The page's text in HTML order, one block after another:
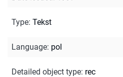
Type: Tekst
Language: pol
Detailed object type: rec